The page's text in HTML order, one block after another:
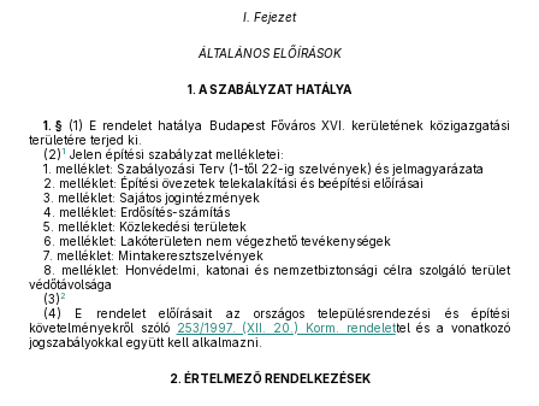
I. Fejezet
ÁLTALÁNOS ELŐÍRÁSOK
1. A SZABÁLYZAT HATÁLYA
1. § (1) E rendelet hatálya Budapest Főváros XVI. kerületének közigazgatási
területére terjed ki.
(2) 1 Jelen építési szabályzat mellékletei:
1.
melléklet: Szabályozási Terv (1-től 22-ig szelvények) és jelmagyarázata
2.
melléklet: Építési övezetek telekalakítási és beépítési előírásai
3.
melléklet: Sajátos jogintézmények
4.
melléklet: Erdősítés-számítás
5.
melléklet: Közlekedési területek
6.
melléklet: Lakóterületen nem végezhető tevékenységek
7. melléklet: Mintakeresztszelvények
8.
melléklet: Honvédelmi, katonai és nemzetbiztonsági célra szolgáló terület
védőtávolsága
(3)2
(4) E rendelet előírásait az országos településrendezési és építési
követelményekről szóló 253/1997. (XII. 20.) Korm. rendelettel és a vonatkozó
jogszabályokkal együtt kell alkalmazni.
2. ÉRTELMEZŐ RENDELKEZÉSEK